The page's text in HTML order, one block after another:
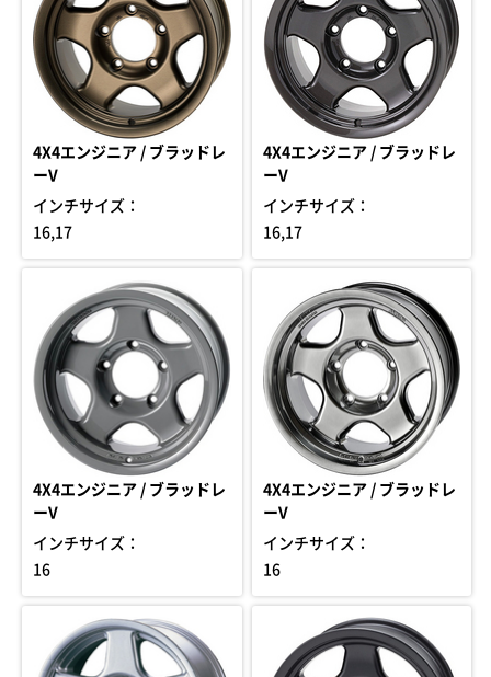
4X4エンジニア / ブラッドレ
ーV
インチサイズ：
16,17
4X4エンジニア / ブラッドレ
ーV
インチサイズ：
16,17
4X4エンジニア / ブラッドレ
ーV
インチサイズ：
16
4X4エンジニア / ブラッドレ
ーV
インチサイズ：
16